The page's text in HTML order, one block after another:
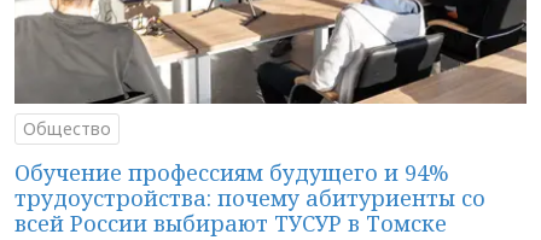
Общество
Обучение профессиям будущего и 94%
трудоустройства: почему абитуриенты со
всей России выбирают ТУСУР в Томске